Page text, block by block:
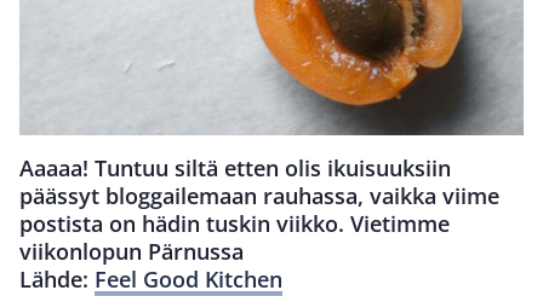
Aaaaa! Tuntuu siltä etten olis ikuisuuksiin
päässyt bloggailemaan rauhassa, vaikka viime
postista on hädin tuskin viikko. Vietimme
viikonlopun Pärnussa
Lähde: Feel Good Kitchen